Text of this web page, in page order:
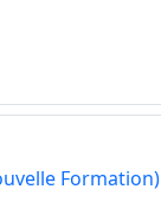
Formation)